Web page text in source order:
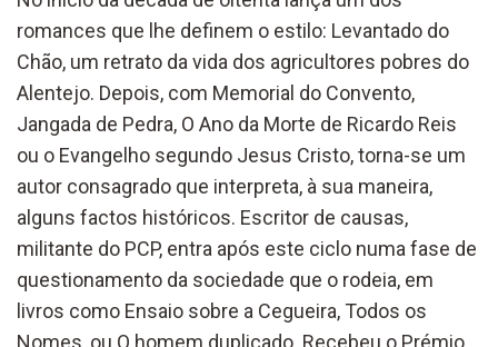
romances que lhe definem o estilo: Levantado do
Chão, um retrato da vida dos agricultores pobres do
Alentejo. Depois, com Memorial do Convento,
Jangada de Pedra, O Ano da Morte de Ricardo Reis
ou o Evangelho segundo Jesus Cristo, torna-se um
autor consagrado que interpreta, à sua maneira,
alguns factos históricos. Escritor de causas,
militante do PCP, entra após este ciclo numa fase de
questionamento da sociedade que o rodeia, em
livros como Ensaio sobre a Cegueira, Todos os
Nomes, ou O homem duplicado. Recebeu o Prémio